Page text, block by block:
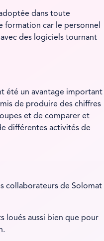
dans toute
formation car le personnel
des logiciels tournant
été un avantage important
de produire des chiffres
et de comparer et
différentes activités de
collaborateurs de Solomat
loués aussi bien que pour